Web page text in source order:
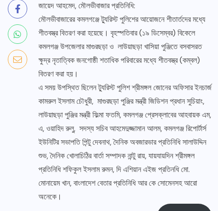
জায়েদ আহমেদ, মৌলভীবাজার প্রতিনিধি:
মৌলভীবাজারের কমলগঞ্জে ট্যুরিস্ট পুলিশের আয়োজনে শীতার্তদের মধ্যে
শীতবস্ত্র বিতরণ করা হয়েছে। বৃহস্পতিবার (১৯ ডিসেম্বর) বিকেলে
কমলগঞ্জ উপজেলার মাগুরছড়া ও লাউয়াছড়া খাসিয়া পুঞ্জিতে বসবাসরত
ক্ষুদ্র নৃতাত্বিক জনগোষ্ঠী শতাধিক পরিবারের মধ্যে শীতবস্ত্র (কম্বল)
বিতরণ করা হয়।
এ সময় উপস্থিত ছিলেন ট্যুরিস্ট পুলিশ শ্রীমঙ্গল জোনের অফিসার ইনচার্জ
কামরুল ইসলাম চৌধুরী, মাগুরছড়া পুঞ্জির মন্ত্রী জিডিশন প্রধান সুচিয়াং,
লাউয়াছড়া পুঞ্জির মন্ত্রী ফিল্মা ফতমি, কমলগঞ্জ প্রেসক্লাবের আহবায়ক এম,
এ, ওয়াহিদ রুলু, সদস্য সচিব আহমেদুজ্জামান আলম, কমলগঞ্জ রিপোর্টার্স
ইউনিটির সভাপতি পিন্টু দেবনাথ, দৈনিক অবজারভার প্রতিনিধি সালাউদ্দিন
শুভ, দৈনিক খোলাচিঠির বার্তা সম্পাদক নান্টু রায়, যায়যায়দিন শ্রীমঙ্গল
প্রতিনিধি শফিকুল ইসলাম রুমন, দি এশিয়ান এইজ প্রতিনধি মো.
মোনায়েম খান, বাংলাদেশ বেতার প্রতিনিধি আর কে সোমেনসহ আরো
অনেকে।